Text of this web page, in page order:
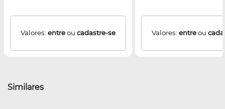
Valores: entreou cadastre-se Valores: entreou
Similares